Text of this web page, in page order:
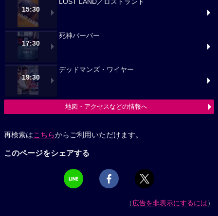
15:30
LOST LAND／ロストランド
17:30
死神バーバー
19:30
デッドマンズ・ワイヤー
地図・アクセスなどの情報へ
再検索はこちらからご利用いただけます。
このページをシェアする
（広告を非表示にするには）